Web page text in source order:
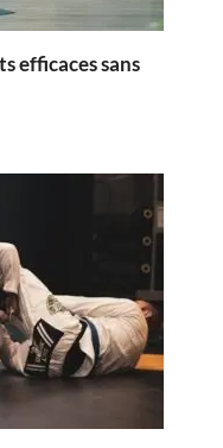
efficaces sans